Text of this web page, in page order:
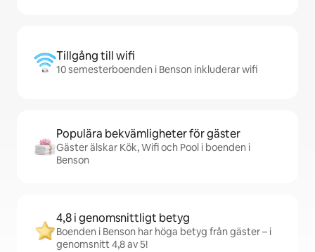
Tillgång till wifi
10 semesterboenden i Benson inkluderar wifi
Populära bekvämligheter för gäster
Gäster älskar Kök, Wifi och Pool i boenden i
Benson
4,8 i genomsnittligt betyg
Boenden i Benson har höga betyg från gäster – i
genomsnitt 4,8 av 5!